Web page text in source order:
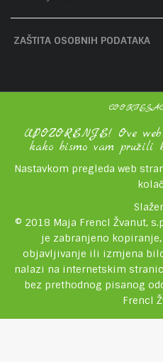
ZAŠTITA OSOBNIH PODATAKA
UPOZORENJE! Ove
kako bismo vam pružili
Nastavkom pregleda web
© 2018 Maja Frencl Žvanut,
je zabranjeno
objavljivanje ili izmjena
nalazi na internetskim
bez prethodnog pisanog
Frencl